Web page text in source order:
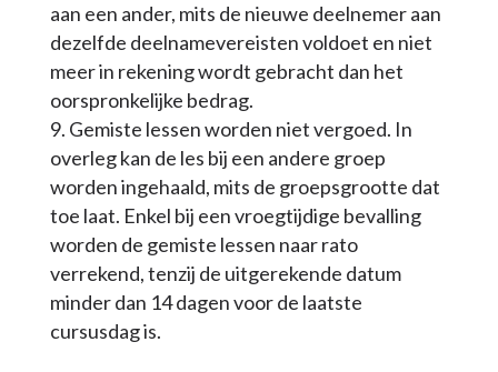
aan een ander, mits de nieuwe deelnemer aan
dezelfde deelnamevereisten voldoet en niet
meer in rekening wordt gebracht dan het
oorspronkelijke bedrag.
Gemiste lessen worden niet vergoed. In
overleg kan de les bij een andere groep
worden ingehaald, mits de groepsgrootte dat
toe laat. Enkel bij een vroegtijdige bevalling
worden de gemiste lessen naar rato
verrekend, tenzij de uitgerekende datum
minder dan 14 dagen voor de laatste
cursusdag is.